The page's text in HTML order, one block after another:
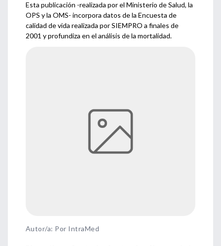
Esta publicación -realizada por el Ministerio de Salud, la
OPS y la OMS- incorpora datos de la Encuesta de
calidad de vida realizada por SIEMPRO a finales de
2001 y profundiza en el análisis de la mortalidad.
Autor/a: Por IntraMed